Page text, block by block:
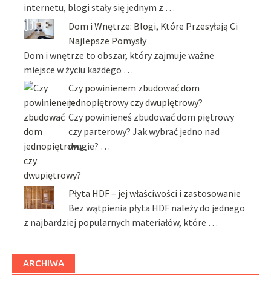
internetu, blogi stały się jednym z …
Dom i Wnętrze: Blogi, Które Przesyłają Ci
Najlepsze Pomysły
Dom i wnętrze to obszar, który zajmuje ważne
miejsce w życiu każdego …
Czy powinienem zbudować dom
jednopiętrowy czy dwupiętrowy?
Czy powinieneś zbudować dom piętrowy
czy parterowy? Jak wybrać jedno nad
drugie? …
Płyta HDF – jej właściwości i zastosowanie
Bez wątpienia płyta HDF należy do jednego
z najbardziej popularnych materiałów, które …
ARCHIWA